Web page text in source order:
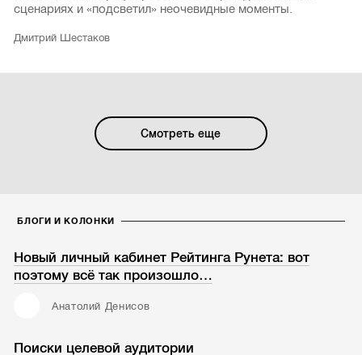
сценариях и «подсветил» неочевидные моменты.
Дмитрий Шестаков
Смотреть еще
БЛОГИ И КОЛОНКИ
Новый личный кабинет Рейтинга Рунета: вот
поэтому всё так произошло…
Анатолий Денисов
Поиски целевой аудитории